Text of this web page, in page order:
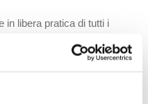
in libera pratica di tutti i
sia italiani sia di esteri.
di soggetti di un altro